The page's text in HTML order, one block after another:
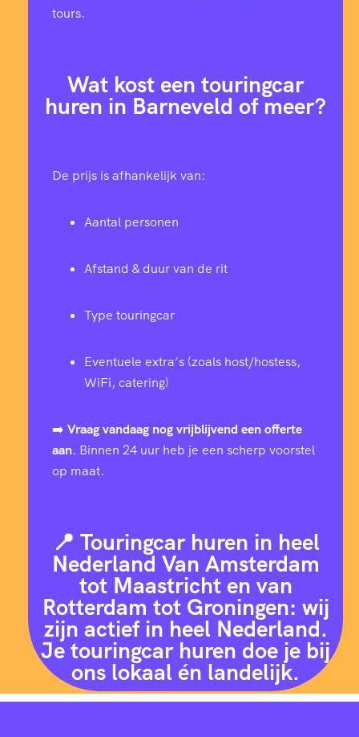
tours.
Wat kost een touringcar
huren in Barneveld of meer?
De prijs is afhankelijk van:
Aantal personen
Afstand & duur van de rit
Type touringcar
Eventuele extra’s (zoals host/hostess,
WiFi, catering)
➡️ Vraag vandaag nog vrijblijvend een offerte
aan. Binnen 24 uur heb je een scherp voorstel
op maat.
📍 Touringcar huren in heel
Nederland Van Amsterdam
tot Maastricht en van
Rotterdam tot Groningen: wij
zijn actief in heel Nederland.
Je touringcar huren doe je bij
ons lokaal én landelijk.
4
5
7
8
9
1
2
3
5
6
9
0
2
3
1
0
9
8
7
6
5
4
3
2
0
9
8
7
2
9
6
3
1
8
5
2
0
7
1
9
6
3
3
1
9
2
8
4
0
8
6
4
8
1
4
8
3
9
1
4
7
7
1
4
3
0
7
1
4
8
0
2
5
7
0
2
4
7
9
4
7
9
1
1
7
4
6
8
4
0
2
8
4
1
0
1
3
4
5
6
7
8
8
9
0
2
4
6
7
8
0
1